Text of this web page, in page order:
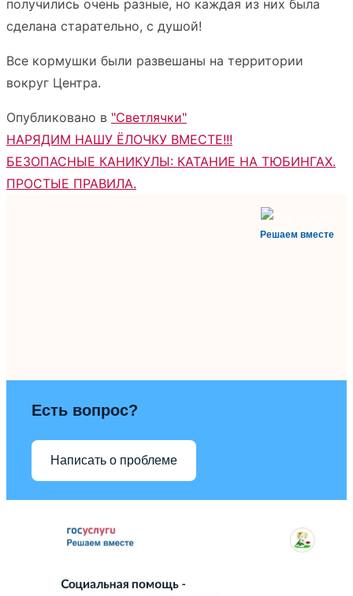
получились очень разные, но каждая из них была
сделана старательно, с душой!
Все кормушки были развешаны на территории
вокруг Центра.
Опубликовано в "Светлячки"
Навигация
по
НАРЯДИМ НАШУ ЁЛОЧКУ ВМЕСТЕ!!!
БЕЗОПАСНЫЕ КАНИКУЛЫ: КАТАНИЕ НА ТЮБИНГАХ.
ПРОСТЫЕ ПРАВИЛА.
Решаем вместе
Есть вопрос?
Написать о проблеме